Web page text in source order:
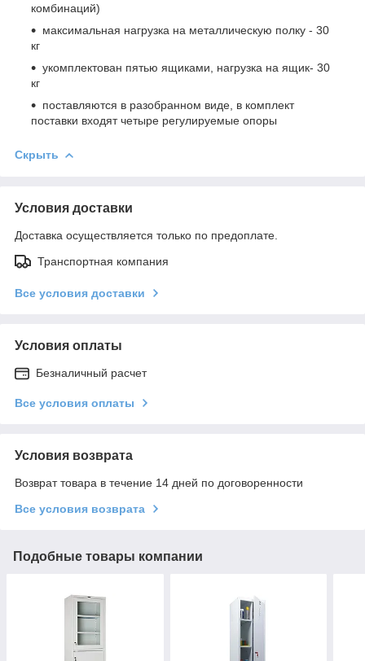
комбинаций)
максимальная нагрузка на металлическую полку - 30
кг
укомплектован пятью ящиками, нагрузка на ящик- 30
кг
поставляются в разобранном виде, в комплект
поставки входят четыре регулируемые опоры
Скрыть
Условия доставки
Доставка осуществляется только по предоплате.
Транспортная компания
Все условия доставки
Условия оплаты
Безналичный расчет
Все условия оплаты
Условия возврата
Возврат товара в течение 14 дней по договоренности
Все условия возврата
Подобные товары компании